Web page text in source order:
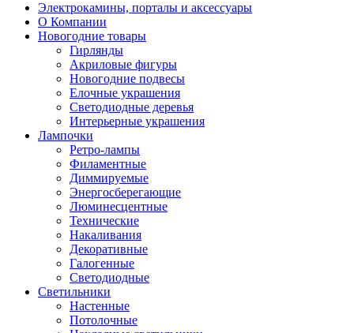
Электрокамины, порталы и аксессуары
О Компании
Новогодние товары
Гирлянды
Акриловые фигуры
Новогодние подвесы
Елочные украшения
Светодиодные деревья
Интерьерные украшения
Лампочки
Ретро-лампы
Филаментные
Диммируемые
Энергосберегающие
Люминесцентные
Технические
Накаливания
Декоративные
Галогенные
Светодиодные
Светильники
Настенные
Потолочные